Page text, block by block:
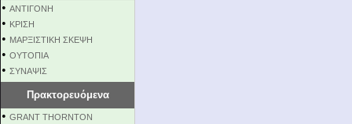
• ΑΝΤΙΓΟΝΗ
• ΚΡΙΣΗ
• ΜΑΡΞΙΣΤΙΚΗ ΣΚΕΨΗ
• ΟΥΤΟΠΙΑ
• ΣΥΝΑΨΙΣ
Πρακτορευόμενα
• GRANT THORNTON